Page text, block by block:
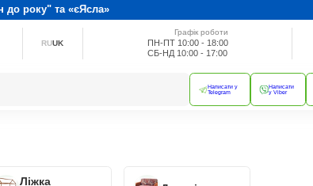
до року" та «єЯсла»
RUUK
Графік роботи
ПН-ПТ 10:00 - 18:00
СБ-НД 10:00 - 17:00
Написати у
Telegram
Написати
у Viber
Ліжка